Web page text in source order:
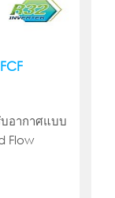
บอากาศแบบ
Flow